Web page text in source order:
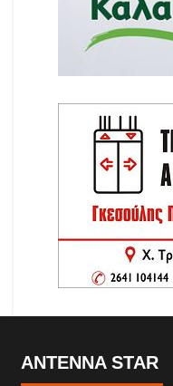
ANTENNA STAR